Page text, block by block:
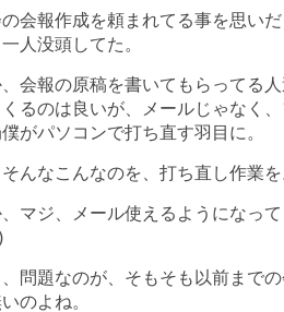
会報作成を頼まれてる事を思い
人没頭してた。
会報の原稿を書いてもらってる
るのは良いが、メールじゃなく
がパソコンで打ち直す羽目に。
んなこんなのを、打ち直し作業
マジ、メール使えるようになっ
問題なのが、そもそも以前まで
のよね。